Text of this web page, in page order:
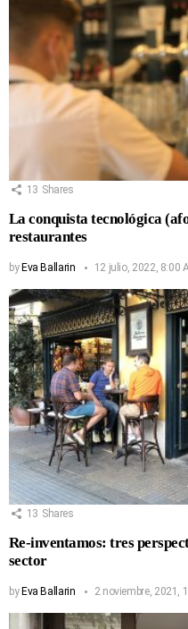
13 Shares
La conquista tecnológica
restaurantes
byEva Ballarin 12 julio, 2022, 8:00
13 Shares
Re-inventamos: tres
sector
byEva Ballarin 2 noviembre, 2021,